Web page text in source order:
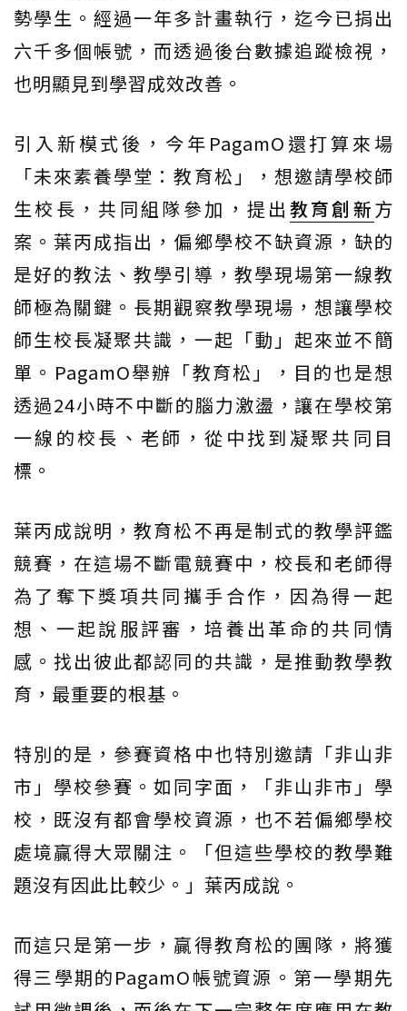
勢學生。經過一年多計畫執行，迄今已捐出
六千多個帳號，而透過後台數據追蹤檢視，
也明顯見到學習成效改善。
引入新模式後，今年PagamO還打算來場
「未來素養學堂：教育松」，想邀請學校師
生校長，共同組隊參加，提出 教育創新方
案。葉丙成指出，偏鄉學校不缺資源，缺的
是好的教法、教學引導，教學現場第一線教
師極為關鍵。長期觀察教學現場，想讓學校
師生校長凝聚共識，一起「動」起來並不簡
單。PagamO舉辦「教育松」，目的也是想
透過24小時不中斷的腦力激盪，讓在學校第
一線的校長、老師，從中找到凝聚共同目
標。
葉丙成說明，教育松不再是制式的教學評鑑
競賽，在這場不斷電競賽中，校長和老師得
為了奪下獎項共同攜手合作，因為得一起
想、一起說服評審，培養出革命的共同情
感。找出彼此都認同的共識，是推動教學教
育，最重要的根基。
特別的是，參賽資格中也特別邀請「非山非
市」學校參賽。如同字面，「非山非市」學
校，既沒有都會學校資源，也不若偏鄉學校
處境贏得大眾關注。「但這些學校的教學難
題沒有因此比較少。」葉丙成說。
而這只是第一步，贏得教育松的團隊，將獲
得三學期的PagamO帳號資源。第一學期先